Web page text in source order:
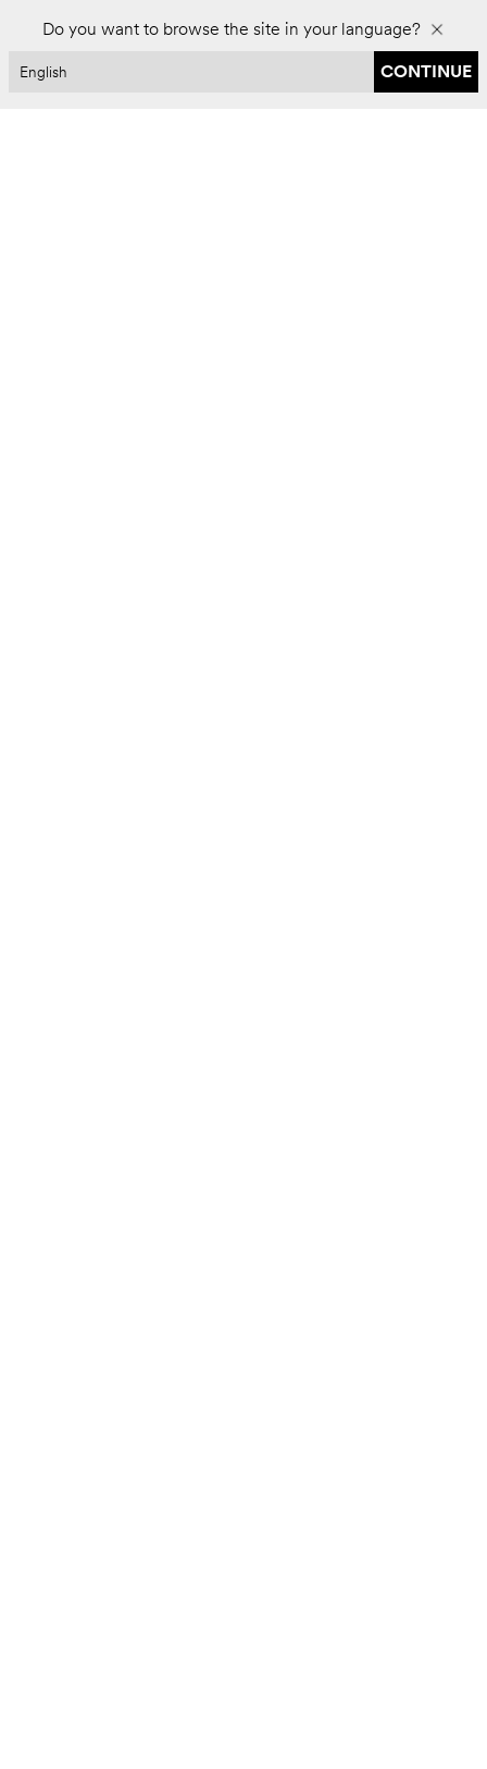
Do you want to browse the site in your language?
CONTINUE